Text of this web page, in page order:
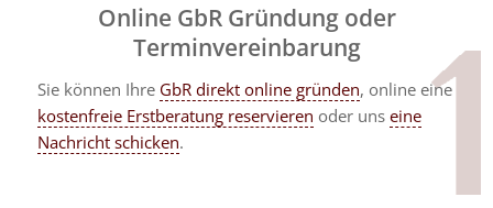
Online GbR Gründung oder
Terminvereinbarung
Sie können Ihre GbR direkt online gründen, online eine
kostenfreie Erstberatung reservieren oder uns eine
Nachricht schicken.